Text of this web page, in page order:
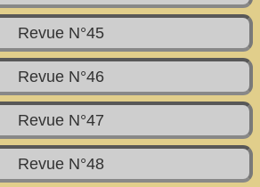
Revue N°45
Revue N°46
Revue N°47
Revue N°48